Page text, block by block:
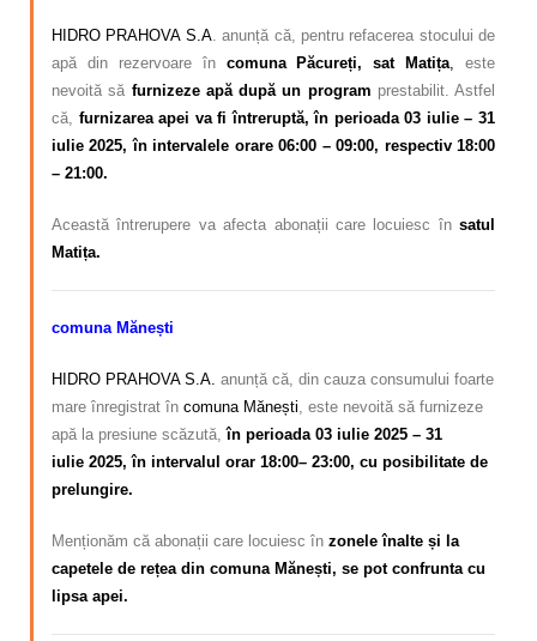
HIDRO PRAHOVA S.A. anunță că, pentru refacerea stocului de
apă din rezervoare în comuna Păcureți, sat Matița
este
nevoită să furnizeze apă după un program prestabilit. Astfel
că, furnizarea apei va fi întreruptă, în perioada 03 iulie – 31
iulie 2025, în intervalele orare 06:00 – 09:00, respectiv 18:00
– 21:00.
Această întrerupere va afecta abonații care locuiesc în satul
Matița.
comuna Mănești
HIDRO PRAHOVA S.A. anunță că, din cauza consumului foarte
mare înregistrat în comuna Mănești, este nevoită să furnizeze
apă la presiune scăzută, în perioada 03 iulie 2025 – 31
iulie 2025, în intervalul orar 18:00– 23:00, cu posibilitate de
prelungire.
Menționăm că abonații care locuiesc în zonele înalte și la
capetele de rețea din comuna Mănești, se pot confrunta cu
lipsa apei.